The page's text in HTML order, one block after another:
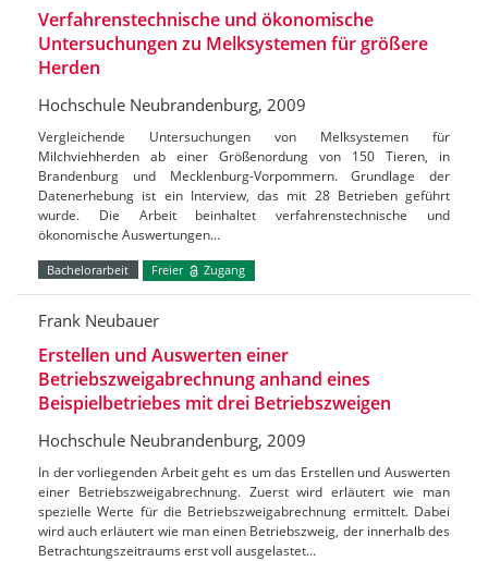
Verfahrenstechnische und ökonomische
Untersuchungen zu Melksystemen für größere
Herden
Hochschule Neubrandenburg, 2009
Vergleichende Untersuchungen von Melksystemen für
Milchviehherden ab einer Größenordung von 150 Tieren, in
Brandenburg und Mecklenburg-Vorpommern. Grundlage der
Datenerhebung ist ein Interview, das mit 28 Betrieben geführt
wurde. Die Arbeit beinhaltet verfahrenstechnische und
ökonomische Auswertungen…
Bachelorarbeit Freier Zugang
Frank Neubauer
Erstellen und Auswerten einer
Betriebszweigabrechnung anhand eines
Beispielbetriebes mit drei Betriebszweigen
Hochschule Neubrandenburg, 2009
In der vorliegenden Arbeit geht es um das Erstellen und Auswerten
einer Betriebszweigabrechnung. Zuerst wird erläutert wie man
spezielle Werte für die Betriebszweigabrechnung ermittelt. Dabei
wird auch erläutert wie man einen Betriebszweig, der innerhalb des
Betrachtungszeitraums erst voll ausgelastet…